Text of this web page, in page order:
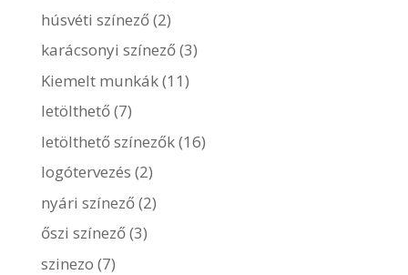
húsvéti színező(2)
karácsonyi színező(3)
Kiemelt munkák(11)
letölthető(7)
letölthető színezők(16)
logótervezés (2)
nyári színező(2)
őszi színező(3)
szinezo (7)